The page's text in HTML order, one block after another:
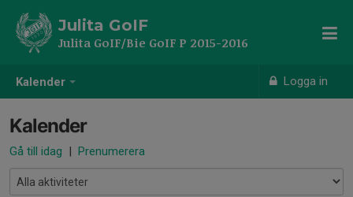
Kalender Logga in
Julita GoIF
Julita GoIF/Bie GoIF P 2015-2016
Kalender
Gå till idag | Prenumerera